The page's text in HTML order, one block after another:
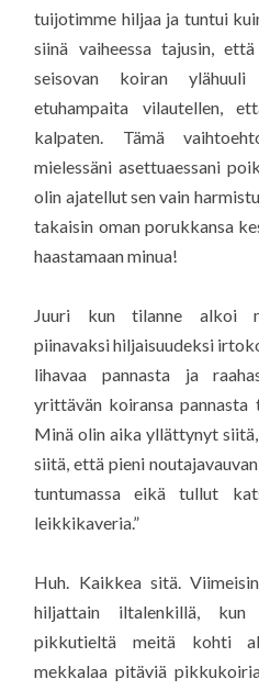
tuijotimme hiljaa ja tuntui
siinä vaiheessa tajusin,
seisovan koiran
etuhampaita vilautellen,
kalpaten. Tämä
mielessäni asettuaessani
olin ajatellut sen vain
takaisin oman porukkansa
haastamaan minua!
Juuri kun tilanne alkoi
piinavaksi hiljaisuudeksi
lihavaa pannasta ja
yrittävän koiransa pannasta
Minä olin aika yllättynyt
siitä, että pieni
tuntumassa eikä tullut
leikkikaveria.”
Huh. Kaikkea sitä.
hiljattain iltalenkillä, kun
pikkutieltä meitä kohti
mekkalaa pitäviä